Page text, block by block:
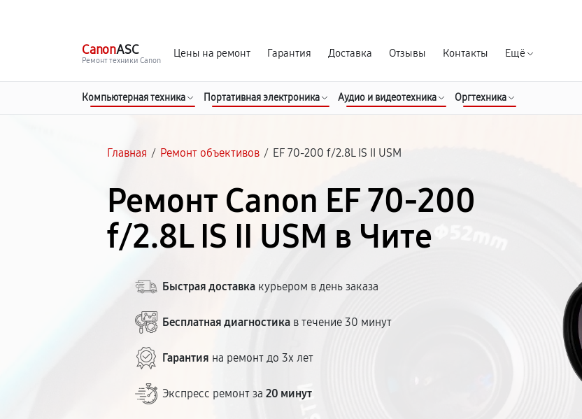
CanonASC
Ремонт техники Canon
Цены на ремонт Гарантия Доставка Отзывы Контакты Ещё
Компьютерная техника Портативная электроника Аудио и видеотехника Оргтехника
Главная / Ремонт объективов / EF 70-200 f/2.8L IS II USM
Ремонт Canon EF 70-200
f/2.8L IS II USM в Чите
Быстрая доставка курьером в день заказа
Бесплатная диагностика в течение 30 минут
Гарантия на ремонт до 3х лет
Экспресс ремонт за20 минут